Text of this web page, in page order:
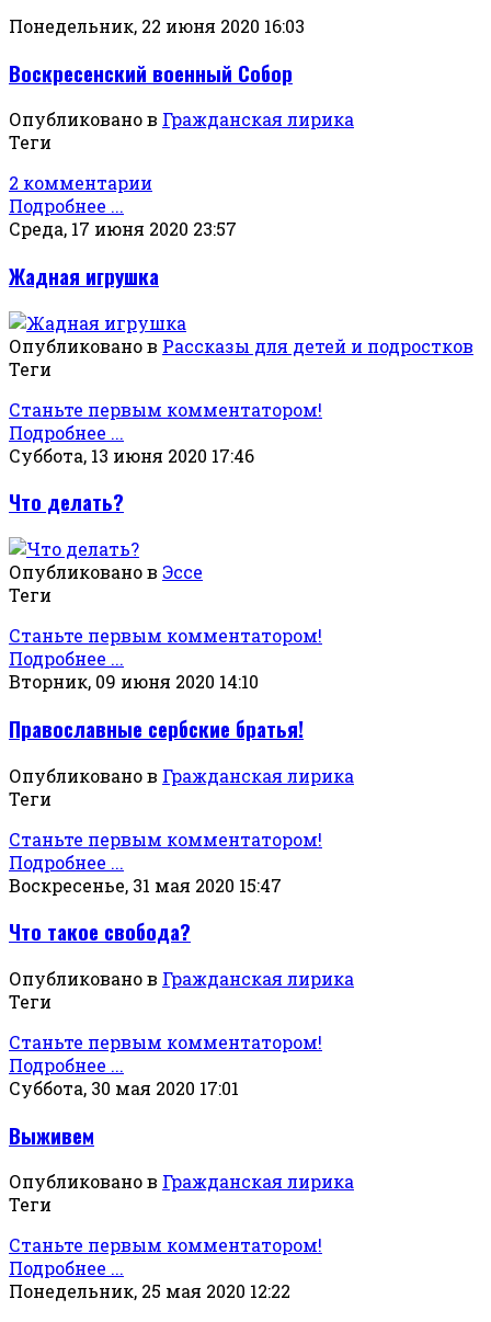
Понедельник, 22 июня 2020 16:03
Воскресенский военный Собор
Опубликовано в Гражданская лирика
Теги
2 комментарии
Подробнее ...
Среда, 17 июня 2020 23:57
Жадная игрушка
Опубликовано в Рассказы для детей и подростков
Теги
Станьте первым комментатором!
Подробнее ...
Суббота, 13 июня 2020 17:46
Что делать?
Опубликовано в Эссе
Теги
Станьте первым комментатором!
Подробнее ...
Вторник, 09 июня 2020 14:10
Православные сербские братья!
Опубликовано в Гражданская лирика
Теги
Станьте первым комментатором!
Подробнее ...
Воскресенье, 31 мая 2020 15:47
Что такое свобода?
Опубликовано в Гражданская лирика
Теги
Станьте первым комментатором!
Подробнее ...
Суббота, 30 мая 2020 17:01
Выживем
Опубликовано в Гражданская лирика
Теги
Станьте первым комментатором!
Подробнее ...
Понедельник, 25 мая 2020 12:22